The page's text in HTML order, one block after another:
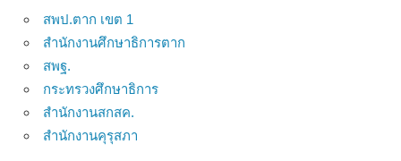
สพป.ตาก เขต 1
สำนักงานศึกษาธิการตาก
สพฐ.
กระทรวงศึกษาธิการ
สำนักงานสกสค.
สำนักงานคุรุสภา